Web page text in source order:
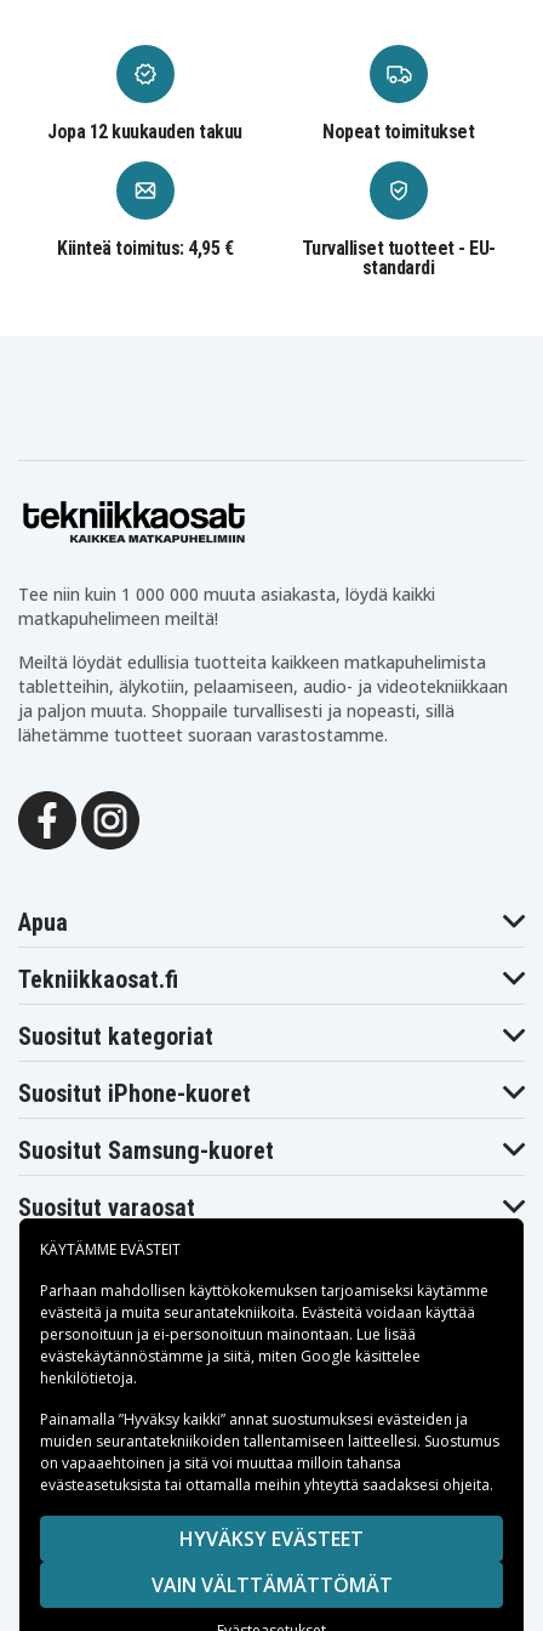
Jopa 12 kuukauden takuu Nopeat toimitukset
Kiinteä toimitus: 4,95 €
Turvalliset tuotteet - EU-
standardi
Tee niin kuin 1 000 000 muuta asiakasta, löydä kaikki
matkapuhelimeen meiltä!
Meiltä löydät edullisia tuotteita kaikkeen matkapuhelimista
tabletteihin, älykotiin, pelaamiseen, audio- ja videotekniikkaan
ja paljon muuta. Shoppaile turvallisesti ja nopeasti, sillä
lähetämme tuotteet suoraan varastostamme.
Apua
Tekniikkaosat.fi
Suositut kategoriat
Suositut iPhone-kuoret
Suositut Samsung-kuoret
Suositut varaosat
Maksuvaihtoehdot
Toimitusvaihtoehdot
Copyright © 2026, Spares Nordic AB
SIVULLA MAINITUT TAVARAMERKIT OVAT OMISTAJIENSA
OMAISUUTTA.
KÄYTÄMME EVÄSTEIT
Parhaan mahdollisen käyttökokemuksen tarjoamiseksi käytämme
evästeitä ja muita seurantatekniikoita. Evästeitä voidaan käyttää
personoituun ja ei-personoituun mainontaan. Lue lisää
evästekäytännöstämme ja siitä, miten Google käsittelee
henkilötietoja.
Painamalla ”Hyväksy kaikki” annat suostumuksesi evästeiden ja
muiden seurantatekniikoiden tallentamiseen laitteellesi. Suostumus
on vapaaehtoinen ja sitä voi muuttaa milloin tahansa
evästeasetuksista tai ottamalla meihin yhteyttä saadaksesi ohjeita.
HYVÄKSY EVÄSTEET
VAIN VÄLTTÄMÄTTÖMÄT